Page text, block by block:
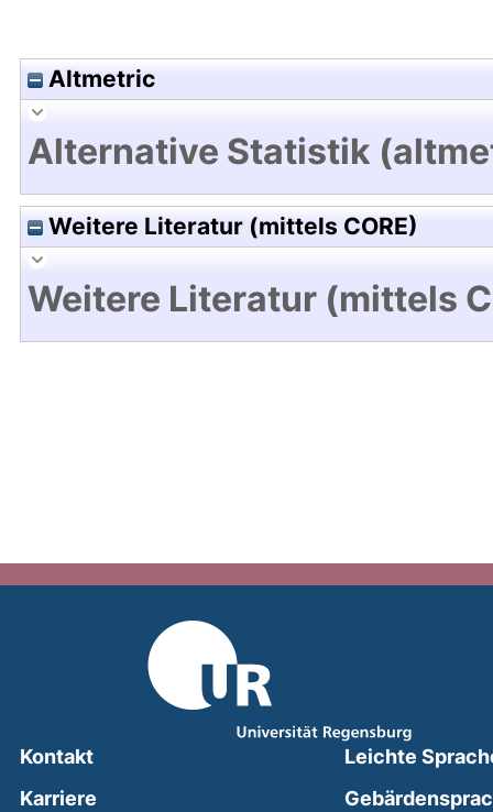
Altmetric
Alternative Statistik
Weitere Literatur (mittels CORE)
Weitere Literatur (mittels
Kontakt
Karriere
Leichte